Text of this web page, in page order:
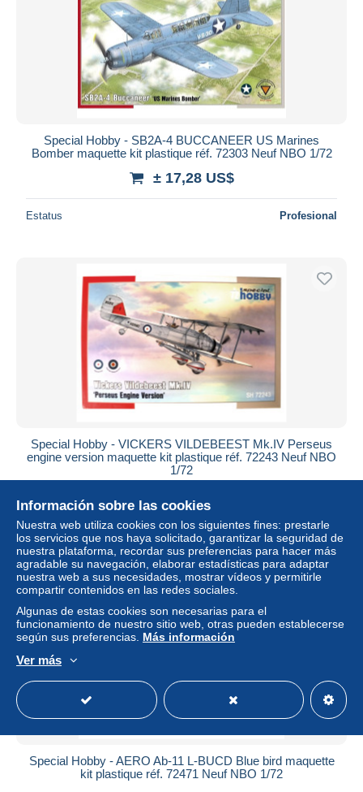
Special Hobby - SB2A-4 BUCCANEER US Marines
Bomber maquette kit plastique réf. 72303 Neuf NBO 1/72
± 17,28 US$
Estatus Profesional
Special Hobby - VICKERS VILDEBEEST Mk.IV Perseus
engine version maquette kit plastique réf. 72243 Neuf NBO
1/72
Estatus Profesional
Special Hobby - AERO Ab-11 L-BUCD Blue bird maquette
kit plastique réf. 72471 Neuf NBO 1/72
Información sobre las cookies
Nuestra web utiliza cookies con los siguientes fines: prestarle
los servicios que nos haya solicitado, garantizar la seguridad de
nuestra plataforma, recordar sus preferencias para hacer más
agradable su navegación, elaborar estadísticas para adaptar
nuestra web a sus necesidades, mostrar vídeos y permitirle
compartir contenidos en las redes sociales.
Algunas de estas cookies son necesarias para el
funcionamiento de nuestro sitio web, otras pueden establecerse
según sus preferencias. Más información
Ver más